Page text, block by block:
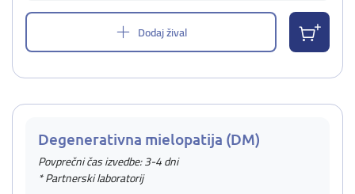
Dodaj žival
Degenerativna mielopatija (DM)
Povprečni čas izvedbe: 3-4 dni
* Partnerski laboratorij